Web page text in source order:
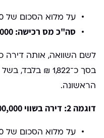
על מלוא הסכום של 2,000,000 ₪ – 8%
סה"כ מס רכישה: 160,000 ₪
לשם השוואה, אותה דירה
בסך כ־1,822 ₪
הראשונה.
דוגמה 2: דירה בשווי 3,500,000 ₪ כדירה נוספת
על מלוא הסכום של 3,500,000 ₪- 8%